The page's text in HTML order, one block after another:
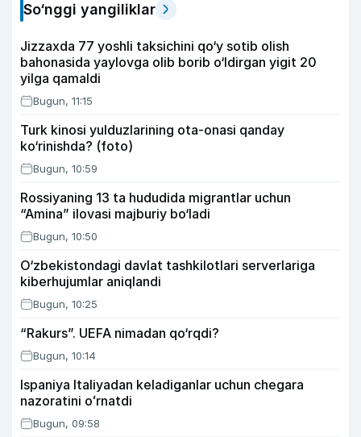
So‘nggi yangiliklar
Jizzaxda 77 yoshli taksichini qo‘y sotib olish
bahonasida yaylovga olib borib o‘ldirgan yigit 20
yilga qamaldi
Bugun, 11:15
Turk kinosi yulduzlarining ota-onasi qanday
ko‘rinishda? (foto)
Bugun, 10:59
Rossiyaning 13 ta hududida migrantlar uchun
“Amina” ilovasi majburiy bo‘ladi
Bugun, 10:50
O‘zbekistondagi davlat tashkilotlari serverlariga
kiberhujumlar aniqlandi
Bugun, 10:25
“Rakurs”. UEFA nimadan qo‘rqdi?
Bugun, 10:14
Ispaniya Italiyadan keladiganlar uchun chegara
nazoratini oʻrnatdi
Bugun, 09:58